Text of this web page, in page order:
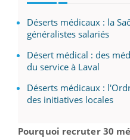
Déserts médicaux : la
généralistes salariés
Désert médical : des
du service à Laval
Déserts médicaux :
des initiatives locales
Pourquoi recruter 30